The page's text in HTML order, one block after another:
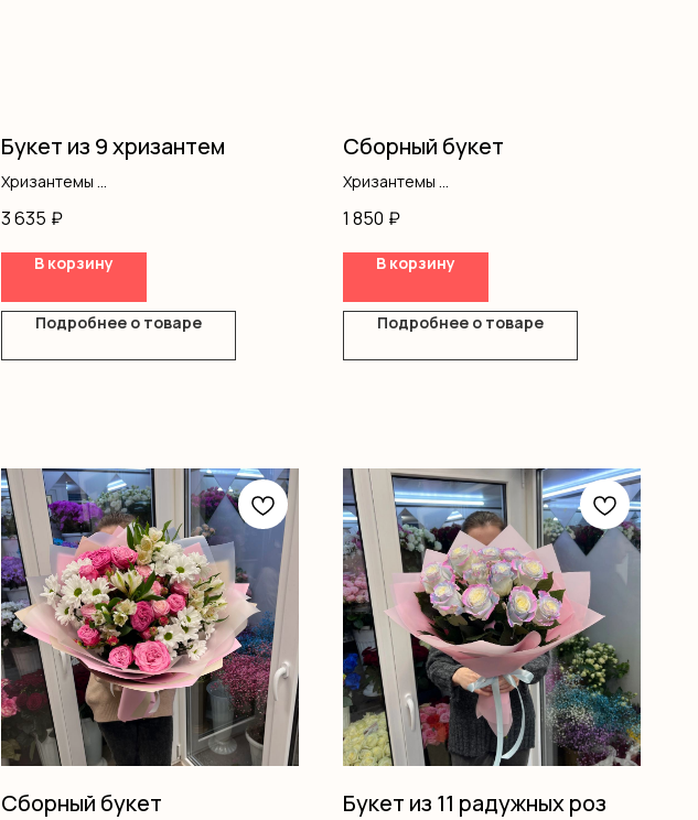
Букет из 9 хризантем
Хризантемы
3 635 ₽
В корзину
Подробнее о товаре
Сборный букет
Хризантемы
Оазис
Коробка
1 850 ₽
В корзину
Подробнее о товаре
Сборный букет Букет из 11 радужных роз